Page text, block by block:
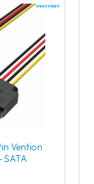
Vention
SATA